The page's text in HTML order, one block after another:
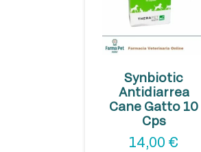
Synbiotic
Antidiarrea
Cane Gatto 10
Cps
14,00 €